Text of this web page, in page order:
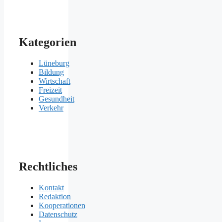
Kategorien
Lüneburg
Bildung
Wirtschaft
Freizeit
Gesundheit
Verkehr
Rechtliches
Kontakt
Redaktion
Kooperationen
Datenschutz